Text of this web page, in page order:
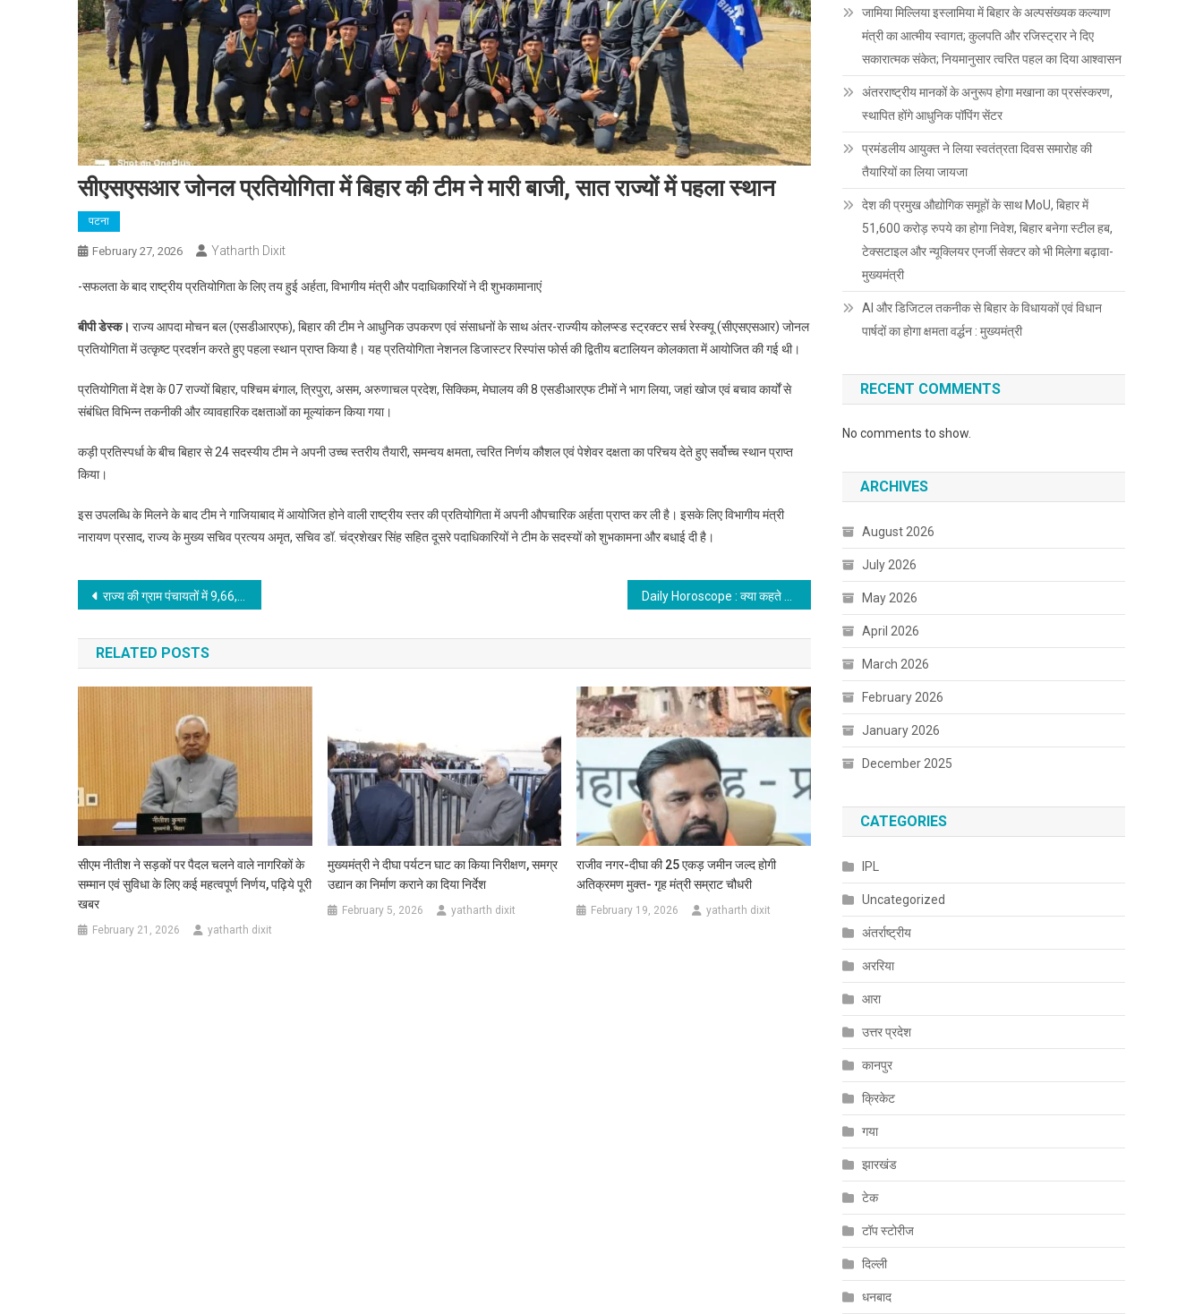
सीएसएसआर जोनल प्रतियोगिता में बिहार की टीम ने मारी बाजी, सात राज्यों में पहला स्थान
पटना
February 27, 2026 Yatharth Dixit
-सफलता के बाद राष्ट्रीय प्रतियोगिता के लिए तय हुई अर्हता, विभागीय मंत्री और पदाधिकारियों ने दी शुभकामानाएं
बीपी डेस्क। राज्य आपदा मोचन बल (एसडीआरएफ), बिहार की टीम ने आधुनिक उपकरण एवं संसाधनों के साथ अंतर-राज्यीय कोलप्स्ड स्ट्रक्टर सर्च रेस्क्यू (सीएसएसआर) जोनल
प्रतियोगिता में उत्कृष्ट प्रदर्शन करते हुए पहला स्थान प्राप्त किया है। यह प्रतियोगिता नेशनल डिजास्टर रिस्पांस फोर्स की द्वितीय बटालियन कोलकाता में आयोजित की गई थी।
प्रतियोगिता में देश के 07 राज्यों बिहार, पश्चिम बंगाल, त्रिपुरा, असम, अरुणाचल प्रदेश, सिक्किम, मेघालय की 8 एसडीआरएफ टीमों ने भाग लिया, जहां खोज एवं बचाव कार्यों से
संबंधित विभिन्न तकनीकी और व्यावहारिक दक्षताओं का मूल्यांकन किया गया।
कड़ी प्रतिस्पर्धा के बीच बिहार से 24 सदस्यीय टीम ने अपनी उच्च स्तरीय तैयारी, समन्वय क्षमता, त्वरित निर्णय कौशल एवं पेशेवर दक्षता का परिचय देते हुए सर्वोच्च स्थान प्राप्त
किया।
इस उपलब्धि के मिलने के बाद टीम ने गाजियाबाद में आयोजित होने वाली राष्ट्रीय स्तर की प्रतियोगिता में अपनी औपचारिक अर्हता प्राप्त कर ली है। इसके लिए विभागीय मंत्री
नारायण प्रसाद, राज्य के मुख्य सचिव प्रत्यय अमृत, सचिव डॉ. चंद्रशेखर सिंह सहित दूसरे पदाधिकारियों ने टीम के सदस्यों को शुभकामना और बधाई दी है।
Post
navigation
राज्य की ग्राम पंचायतों में 9,66,051 सोलर स्ट्रीट लाइट्स अधिष्ठापित, एजेंसियों को वेयरहाउस का नियमित निरीक्षण करने आदेश
RELATED POSTS
सीएम नीतीश ने सड़कों पर पैदल चलने वाले नागरिकों के
सम्मान एवं सुविधा के लिए कई महत्वपूर्ण निर्णय, पढ़िये पूरी
खबर
February 21, 2026 yatharth dixit
मुख्यमंत्री ने दीघा पर्यटन घाट का किया निरीक्षण, समग्र
उद्यान का निर्माण कराने का दिया निर्देश
February 5, 2026 yatharth dixit
राजीव नगर-दीघा की 25 एकड़ जमीन जल्द होगी
अतिक्रमण मुक्त- गृह मंत्री सम्राट चौधरी
February 19, 2026 yatharth dixit
जामिया मिल्लिया इस्लामिया में बिहार के अल्पसंख्यक कल्याण
मंत्री का आत्मीय स्वागत; कुलपति और रजिस्ट्रार ने दिए
सकारात्मक संकेत; नियमानुसार त्वरित पहल का दिया आश्वासन
अंतरराष्ट्रीय मानकों के अनुरूप होगा मखाना का प्रसंस्करण,
स्थापित होंगे आधुनिक पॉपिंग सेंटर
प्रमंडलीय आयुक्त ने लिया स्वतंत्रता दिवस समारोह की
तैयारियों का लिया जायजा
देश की प्रमुख औद्योगिक समूहों के साथ MoU, बिहार में
51,600 करोड़ रुपये का होगा निवेश, बिहार बनेगा स्टील हब,
टेक्सटाइल और न्यूक्लियर एनर्जी सेक्टर को भी मिलेगा बढ़ावा-
मुख्यमंत्री
AI और डिजिटल तकनीक से बिहार के विधायकों एवं विधान
पार्षदों का होगा क्षमता वर्द्धन : मुख्यमंत्री
RECENT COMMENTS
No comments to show.
ARCHIVES
August 2026
July 2026
May 2026
April 2026
March 2026
February 2026
January 2026
December 2025
CATEGORIES
IPL
Uncategorized
अंतर्राष्ट्रीय
अररिया
आरा
उत्तर प्रदेश
कानपुर
क्रिकेट
गया
झारखंड
टेक
टॉप स्टोरीज
दिल्ली
धनबाद